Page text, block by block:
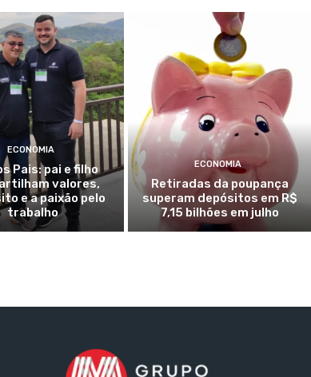
ECONOMIA
Pais: pai e filho
valores,
e a paixão pelo
trabalho
ECONOMIA
Retiradas da poupança
superam depósitos em R$
7,15 bilhões em julho